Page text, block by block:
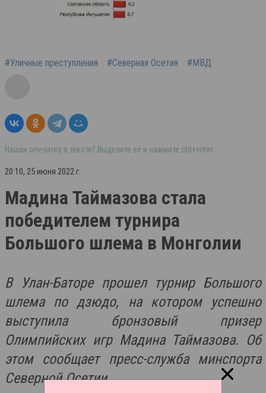
#Уличные преступления #Северная Осетия #МВД
Нашли опечатку в тексте? Выделите её и нажмите ctrl+enter
20:10, 25 июня 2022 г.
Мадина Таймазова стала
победителем турнира
Большого шлема в Монголии
В Улан-Баторе прошел турнир Большого
шлема по дзюдо, на котором успешно
выступила бронзовый призер
Олимпийских игр Мадина Таймазова. Об
этом сообщает пресс-служба минспорта
Северной Осетии.